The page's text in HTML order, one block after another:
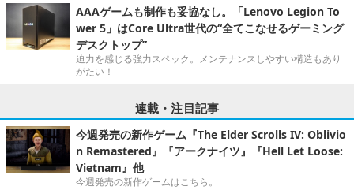
AAAゲームも制作も妥協なし。「Lenovo Legion To
wer 5」はCore Ultra世代の“全てこなせるゲーミング
デスクトップ”
迫力を感じる強力スペック。メンテナンスしやすい構造もあり
がたい！
連載・注目記事
今週発売の新作ゲーム『The Elder Scrolls IV: Oblivio
n Remastered』『アークナイツ』『Hell Let Loose:
Vietnam』他
今週発売の新作ゲームはこちら。